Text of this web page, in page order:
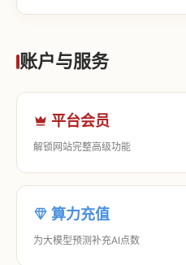
账户与服务
平台会员
解锁网站完整高级功能
算力充值
为大模型预测补充AI点数